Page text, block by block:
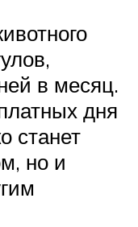
в месяц.
дня
станет
но и